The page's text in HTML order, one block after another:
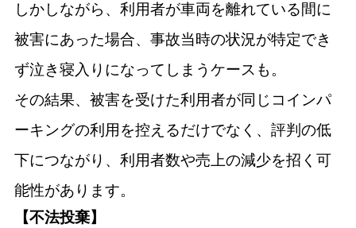
しかしながら、利用者が車両を離れている間に
被害にあった場合、事故当時の状況が特定でき
ず泣き寝入りになってしまうケースも。
その結果、被害を受けた利用者が同じコインパ
ーキングの利用を控えるだけでなく、評判の低
下につながり、利用者数や売上の減少を招く可
能性があります。
【不法投棄】